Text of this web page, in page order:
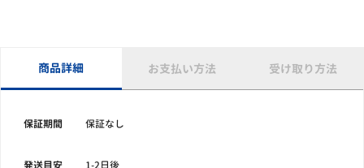
商品詳細 お支払い方法 受け取り方法
保証期間 保証なし
発送目安 1-2日後